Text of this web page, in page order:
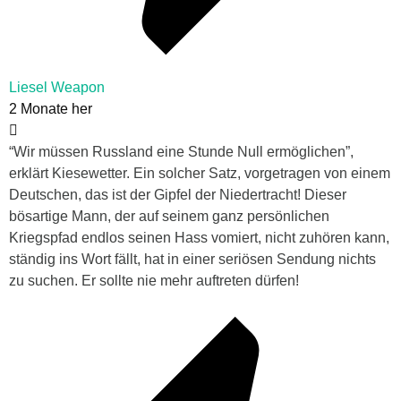
Liesel Weapon
2 Monate her
“Wir müssen Russland eine Stunde Null ermöglichen”,
erklärt Kiesewetter. Ein solcher Satz, vorgetragen von einem
Deutschen, das ist der Gipfel der Niedertracht! Dieser
bösartige Mann, der auf seinem ganz persönlichen
Kriegspfad endlos seinen Hass vomiert, nicht zuhören kann,
ständig ins Wort fällt, hat in einer seriösen Sendung nichts
zu suchen. Er sollte nie mehr auftreten dürfen!